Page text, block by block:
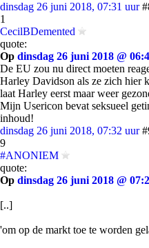
dinsdag 26 juni 2018, 07:31 uur
1
CecilBDemented
quote:
Op dinsdag 26 juni 2018 @
De EU zou nu direct moeten
Harley Davidson als ze zich hier
laat Harley eerst maar weer
Mijn Usericon bevat seksueel
inhoud!
dinsdag 26 juni 2018, 07:32 uur
9
#ANONIEM
quote:
Op dinsdag 26 juni 2018 @
[..]
'om op de markt toe te worden